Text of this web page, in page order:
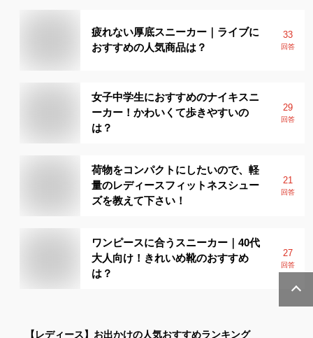
疲れない厚底スニーカー｜ライブに
おすすめの人気商品は？
33
回答
女子中学生におすすめのナイキスニ
ーカー！かわいくて歩きやすいの
は？
29
回答
荷物をコンパクトにしたいので、軽
量のレディースフィットネスシュー
ズを教えて下さい！
21
回答
ワンピースに合うスニーカー｜40代
大人向け！きれいめ靴のおすすめ
は？
27
回答
【レディース】 お出かけの人気おすすめランキング